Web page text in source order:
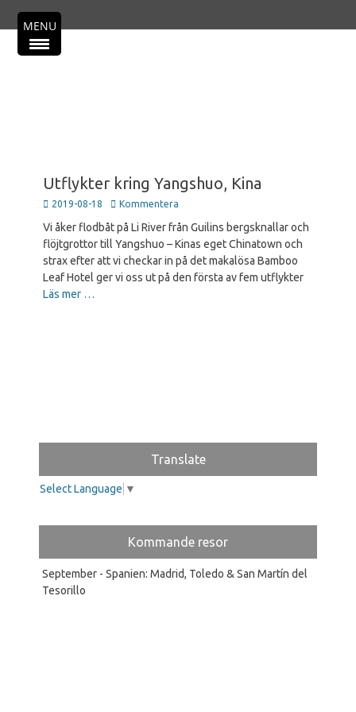
till
innehåll
Primär meny
Utflykter kring Yangshuo, Kina
Publicerad
2019-08-18 Kommentera
Vi åker flodbåt på Li River från Guilins bergsknallar och
flöjtgrottor till Yangshuo – Kinas eget Chinatown och
strax efter att vi checkar in på det makalösa Bamboo
Leaf Hotel ger vi oss ut på den första av fem utflykter
Läs mer …
Translate
Select Language ▼
Kommande resor
September - Spanien: Madrid, Toledo & San Martín del
Tesorillo
MENU